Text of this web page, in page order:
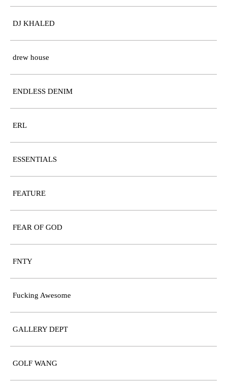
DJ KHALED
drew house
ENDLESS DENIM
ERL
ESSENTIALS
FEATURE
FEAR OF GOD
FNTY
Fucking Awesome
GALLERY DEPT
GOLF WANG